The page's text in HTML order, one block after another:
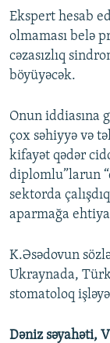
Ekspert hesab
olmaması belə
cəzasızlıq
böyüyəcək.
Onun iddiasına
çox səhiyyə və
kifayət qədər
diplomlu”larun
sektorda
aparmağa
K.Əsədovun
Ukraynada,
stomatoloq
Dəniz səyahəti,